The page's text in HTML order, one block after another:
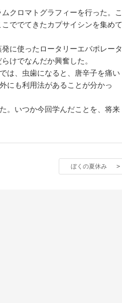
クロマトグラフィーを行った。こ
ででてきたカプサイシンを集めて
に使ったロータリーエバポレータ
けでなんだか興奮した。
は、虫歯になると、唐辛子を痛い
にも利用法があることが分かっ
。いつか今回学んだことを、将来
ぼくの夏休み